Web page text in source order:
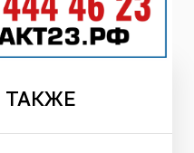
ТАКЖЕ